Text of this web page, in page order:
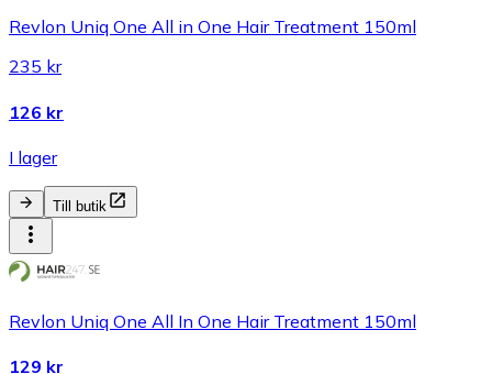
Revlon Uniq One All in One Hair Treatment 150ml
235 kr
126 kr
I lager
Till butik
Revlon Uniq One All In One Hair Treatment 150ml
129 kr